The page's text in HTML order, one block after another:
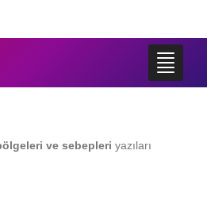
ve sebepleri yazıları